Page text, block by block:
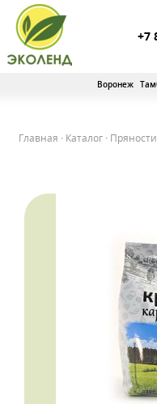
+7
Воронеж
Главная · Каталог· Пряности